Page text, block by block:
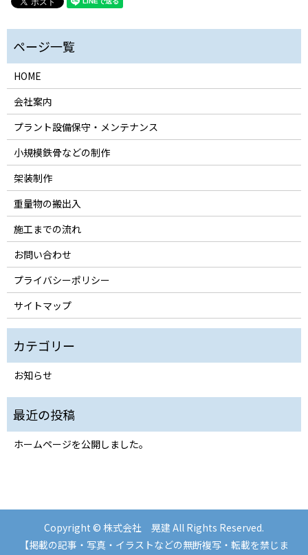
HOME
会社案内
プラント設備保守・メンテナンス
小規模鉄骨などの制作
架装制作
重量物の搬出入
施工までの流れ
お問い合わせ
プライバシーポリシー
サイトマップ
お知らせ
ホームページを公開しました。
Copyright © 株式会社 晃建 All Rights Reserved.
【掲載の記事・写真・イラストなどの無断複写・転載を禁じま